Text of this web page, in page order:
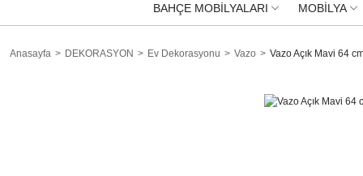
BAHÇE MOBİLYALARI MOBİLYA
Anasayfa DEKORASYON Ev Dekorasyonu Vazo Vazo Açık Mavi 64